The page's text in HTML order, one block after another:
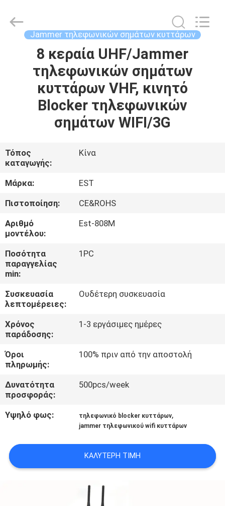
ΠΡΟΪΌΝΤΑ
ΠΕΡΊΠΟΥ
ΕΜΕΊΣ
ΞΕΝΆΓΗΣΗ
ΣΤΟ
ΕΡΓΟΣΤΆΣΙΟ
ΠΟΙΟΤΙΚΌΣ
ΕΛΆΤΕ
ΣΕ
ΕΠΑΦΉ
ΜΕ
ΕΙΔΉΣΕΙΣ
ΠΕΡΙΠΤΏΣΕΙΣ
ELECTRONICS(HK)
CO.,LTD.
Jammer τηλεφωνικών σημάτων κυττάρων
8 κεραία UHF/Jammer
τηλεφωνικών σημάτων
κυττάρων VHF, κινητό
Blocker τηλεφωνικών
σημάτων WIFI/3G
Τόπος
καταγωγής:
Κίνα
Μάρκα:
EST
Πιστοποίηση:
CE&ROHS
Αριθμό
μοντέλου:
Est-808M
Ποσότητα
παραγγελίας
min:
1PC
Συσκευασία
λεπτομέρειες:
Ουδέτερη συσκευασία
Χρόνος
παράδοσης:
1-3 εργάσιμες ημέρες
Όροι
πληρωμής:
100% πριν από την αποστολή
Δυνατότητα
προσφοράς:
500pcs/week
Υψηλό φως: τηλεφωνικό blocker κυττάρων,
jammer τηλεφωνικού wifi κυττάρων
ΚΑΛΎΤΕΡΗ ΤΙΜΉ